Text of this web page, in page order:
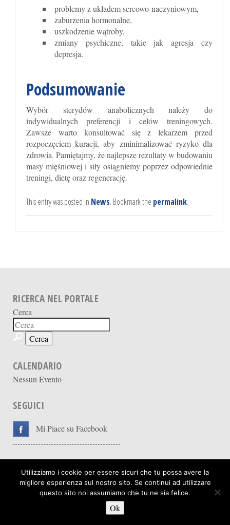
problemy z układem sercowo-naczyniowym,
zaburzenia hormonalne,
uszkodzenie wątroby,
zmiany psychiczne, takie jak agresja czy
depresja.
Podsumowanie
Wybór sterydów anabolicznych należy do
indywidualnych preferencji i celów treningowych.
Zawsze warto konsultować się z lekarzem przed
rozpoczęciem kuracji, aby zminimalizować ryzyko dla
zdrowia. Pamiętajmy, że najlepsze rezultaty w budowaniu
masy mięśniowej i siły osiągniemy poprzez odpowiednie
treningi, dietę oraz regenerację.
This entry was posted in News. Bookmark the permalink.
RICERCA NEL PORTALE
Cerca
CALENDARIO
Nessun Evento
SEGUICI
Mi Piace su Facebook
Web Design:Carolina TorresWeb Development: Merrill M. Mayer
Brescia Sud-Est Montichiari Club Rotary
Utilizziamo i cookie per essere sicuri che tu possa avere la
migliore esperienza sul nostro sito. Se continui ad utilizzare
questo sito noi assumiamo che tu ne sia felice.
Ok